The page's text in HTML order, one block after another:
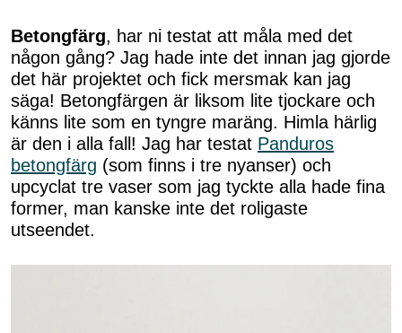
Betongfärg, har ni testat att måla med det
någon gång? Jag hade inte det innan jag gjorde
det här projektet och fick mersmak kan jag
säga! Betongfärgen är liksom lite tjockare och
känns lite som en tyngre maräng. Himla härlig
är den i alla fall! Jag har testat Panduros
betongfärg (som finns i tre nyanser) och
upcyclat tre vaser som jag tyckte alla hade fina
former, man kanske inte det roligaste
utseendet.